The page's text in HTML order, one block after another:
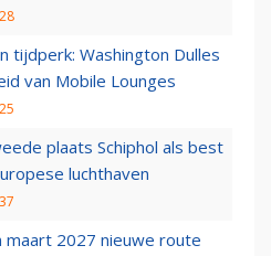
tijdperk: Washington Dulles
van Mobile Lounges
plaats Schiphol als best
luchthaven
maart 2027 nieuwe route